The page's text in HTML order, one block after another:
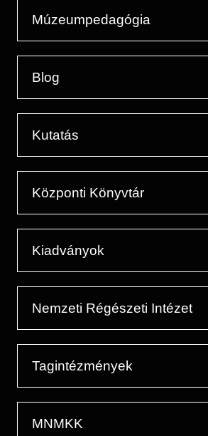
Múzeumpedagógia
Blog
Kutatás
Központi Könyvtár
Kiadványok
Nemzeti Régészeti Intézet
Tagintézmények
MNMKK